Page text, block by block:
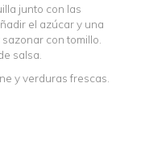
junto con las
el azúcar y una
con tomillo.
salsa.
y verduras frescas.